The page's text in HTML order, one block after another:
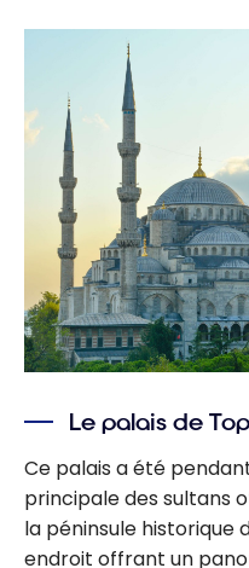
Le palais de
Ce palais a été
principale des sultans
la péninsule historique
endroit offrant un